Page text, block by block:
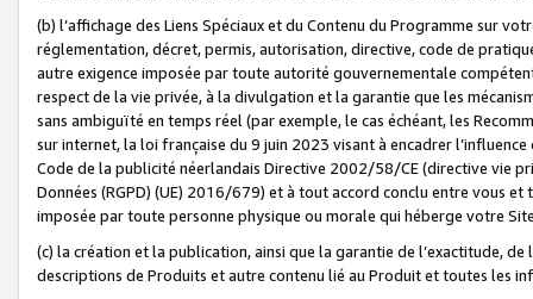
(b) l’affichage des Liens Spéciaux et du Contenu du Programme sur
réglementation, décret, permis, autorisation, directive, code de
autre exigence imposée par toute autorité gouvernementale
respect de la vie privée, à la divulgation et la garantie que les
sans ambiguïté en temps réel (par exemple, le cas échéant, les
sur internet, la loi française du 9 juin 2023 visant à encadrer
Code de la publicité néerlandais Directive 2002/58/CE (directive vie
Données (RGPD) (UE) 2016/679) et à tout accord conclu entre vous
imposée par toute personne physique ou morale qui héberge votre
(c) la création et la publication, ainsi que la garantie de l’exactitude,
descriptions de Produits et autre contenu lié au Produit et toutes les